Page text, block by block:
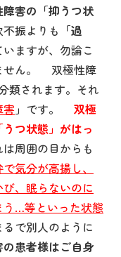
障害の「抑うつ状
振よりも 「過
ますが、勿論こ
せん。 双極性障
類されます。それ
」 です。 双極
つ状態」がはっ
は周囲の目からも
気分が高揚し、
、眠らないのに
う…等といった状態
で別人のように
患者様はご自身